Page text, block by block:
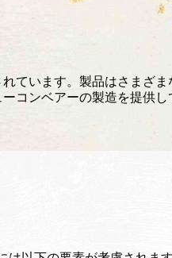
ています。製品はさまざま
コンベアーの製造を提供し